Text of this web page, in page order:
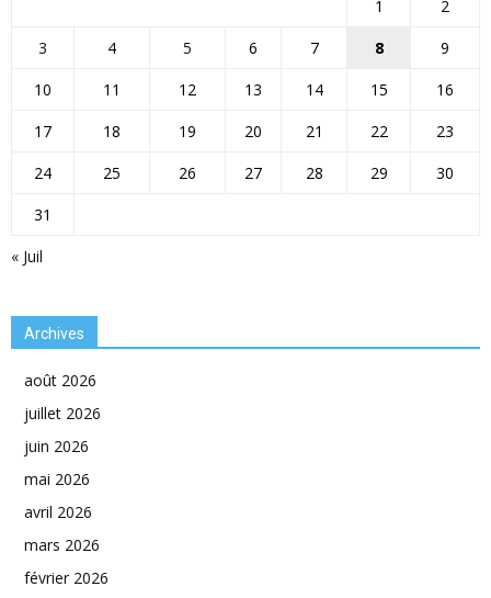
« Juil
1
2
3
4 5 6 7 8
9
10
11 12 13 14 15
16
17
18 19 20 21 22
23
24
25 26 27 28 29
30
31
Archives
août 2026
juillet 2026
juin 2026
mai 2026
avril 2026
mars 2026
février 2026